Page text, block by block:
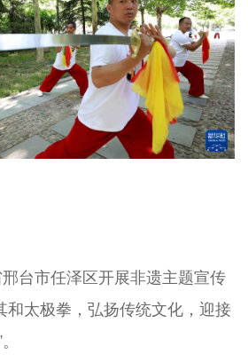
台市任泽区开展非遗主题宣传
和太极拳，弘扬传统文化，迎接